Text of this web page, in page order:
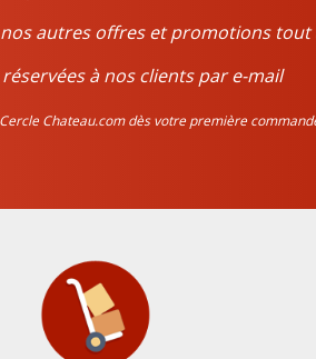
autres offres et promotions
à nos clients par e-mail
Chateau.com dès votre première